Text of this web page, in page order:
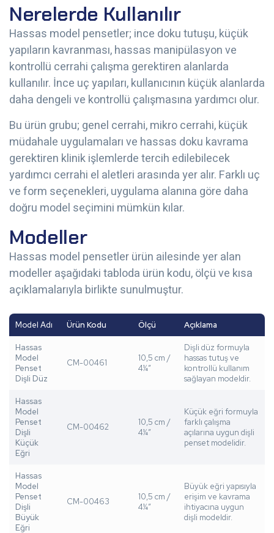
Nerelerde Kullanılır
Hassas model pensetler; ince doku tutuşu, küçük
yapıların kavranması, hassas manipülasyon ve
kontrollü cerrahi çalışma gerektiren alanlarda
kullanılır. İnce uç yapıları, kullanıcının küçük alanlarda
daha dengeli ve kontrollü çalışmasına yardımcı olur.
Bu ürün grubu; genel cerrahi, mikro cerrahi, küçük
müdahale uygulamaları ve hassas doku kavrama
gerektiren klinik işlemlerde tercih edilebilecek
yardımcı cerrahi el aletleri arasında yer alır. Farklı uç
ve form seçenekleri, uygulama alanına göre daha
doğru model seçimini mümkün kılar.
Modeller
Hassas model pensetler ürün ailesinde yer alan
modeller aşağıdaki tabloda ürün kodu, ölçü ve kısa
açıklamalarıyla birlikte sunulmuştur.
Model Adı Ürün Kodu Ölçü Açıklama
Hassas
Model
Penset
Dişli Düz
CM-00461
10,5 cm /
4¼”
Dişli düz formuyla
hassas tutuş ve
kontrollü kullanım
sağlayan modeldir.
Hassas
Model
Penset
Dişli
Küçük
Eğri
CM-00462
10,5 cm /
4¼”
Küçük eğri formuyla
farklı çalışma
açılarına uygun dişli
penset modelidir.
Hassas
Model
Penset
Dişli
Büyük
Eğri
CM-00463
10,5 cm /
4¼”
Büyük eğri yapısıyla
erişim ve kavrama
ihtiyacına uygun
dişli modeldir.